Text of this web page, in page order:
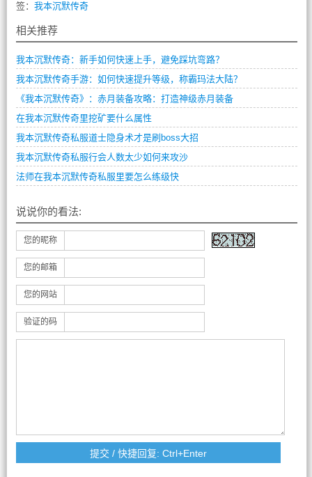
签： 我本沉默传奇
相关推荐
我本沉默传奇：新手如何快速上手，避免踩坑弯路？
我本沉默传奇手游：如何快速提升等级，称霸玛法大陆？
《我本沉默传奇》：赤月装备攻略：打造神级赤月装备
在我本沉默传奇里挖矿要什么属性
我本沉默传奇私服道士隐身术才是刷boss大招
我本沉默传奇私服行会人数太少如何来攻沙
法师在我本沉默传奇私服里要怎么练级快
说说你的看法:
您的昵称
您的邮箱
您的网站
验证的码